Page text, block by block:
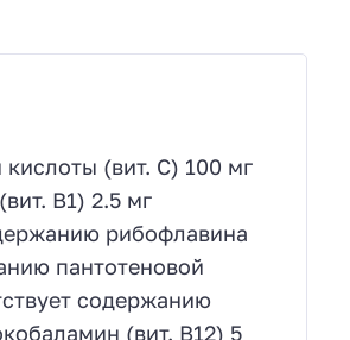
кислоты (вит. С) 100 мг
В1) 2.5 мг
рибофлавина
пантотеновой
содержанию
(вит. B12) 5